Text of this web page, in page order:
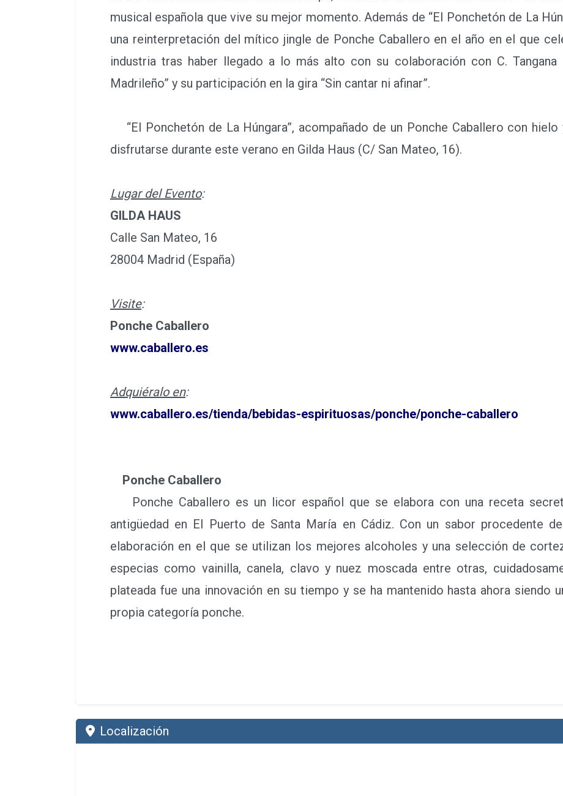
musical española que vive su mejor momento. Además de “El Ponchetón de La
una reinterpretación del mítico jingle de Ponche Caballero en el año en el que
industria tras haber llegado a lo más alto con su colaboración con C.
Madrileño” y su participación en la gira “Sin cantar ni afinar”.
“El Ponchetón de La Húngara”, acompañado de un Ponche Caballero con hielo
disfrutarse durante este verano en Gilda Haus (C/ San Mateo, 16).
Lugar del Evento:
GILDA HAUS
Calle San Mateo, 16
28004 Madrid (España)
Visite:
Ponche Caballero
www.caballero.es
Adquiéralo en:
www.caballero.es/tienda/bebidas-espirituosas/ponche/ponche-caballero
Ponche Caballero
Ponche Caballero es un licor español que se elabora con una receta
antigüedad en El Puerto de Santa María en Cádiz. Con un sabor procedente
elaboración en el que se utilizan los mejores alcoholes y una selección de
especias como vainilla, canela, clavo y nuez moscada entre otras,
plateada fue una innovación en su tiempo y se ha mantenido hasta ahora siendo
propia categoría ponche.
Localización